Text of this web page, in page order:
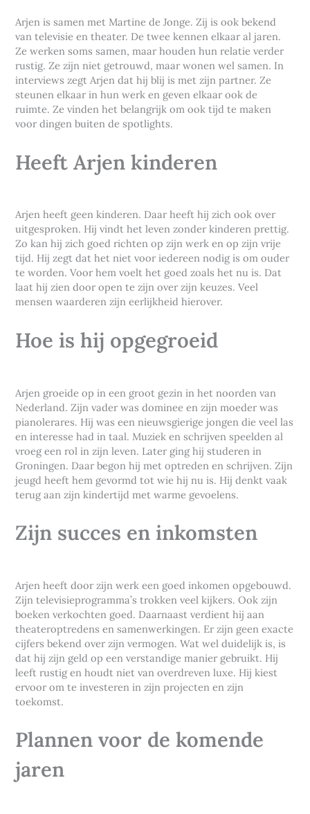
Arjen is samen met Martine de Jonge. Zij is ook bekend
van televisie en theater. De twee kennen elkaar al jaren.
Ze werken soms samen, maar houden hun relatie verder
rustig. Ze zijn niet getrouwd, maar wonen wel samen. In
interviews zegt Arjen dat hij blij is met zijn partner. Ze
steunen elkaar in hun werk en geven elkaar ook de
ruimte. Ze vinden het belangrijk om ook tijd te maken
voor dingen buiten de spotlights.
Heeft Arjen kinderen
Arjen heeft geen kinderen. Daar heeft hij zich ook over
uitgesproken. Hij vindt het leven zonder kinderen prettig.
Zo kan hij zich goed richten op zijn werk en op zijn vrije
tijd. Hij zegt dat het niet voor iedereen nodig is om ouder
te worden. Voor hem voelt het goed zoals het nu is. Dat
laat hij zien door open te zijn over zijn keuzes. Veel
mensen waarderen zijn eerlijkheid hierover.
Hoe is hij opgegroeid
Arjen groeide op in een groot gezin in het noorden van
Nederland. Zijn vader was dominee en zijn moeder was
pianolerares. Hij was een nieuwsgierige jongen die veel las
en interesse had in taal. Muziek en schrijven speelden al
vroeg een rol in zijn leven. Later ging hij studeren in
Groningen. Daar begon hij met optreden en schrijven. Zijn
jeugd heeft hem gevormd tot wie hij nu is. Hij denkt vaak
terug aan zijn kindertijd met warme gevoelens.
Zijn succes en inkomsten
Arjen heeft door zijn werk een goed inkomen opgebouwd.
Zijn televisieprogramma’s trokken veel kijkers. Ook zijn
boeken verkochten goed. Daarnaast verdient hij aan
theateroptredens en samenwerkingen. Er zijn geen exacte
cijfers bekend over zijn vermogen. Wat wel duidelijk is, is
dat hij zijn geld op een verstandige manier gebruikt. Hij
leeft rustig en houdt niet van overdreven luxe. Hij kiest
ervoor om te investeren in zijn projecten en zijn
toekomst.
Plannen voor de komende
jaren